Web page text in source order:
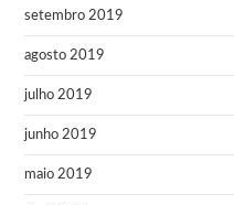
setembro 2019
agosto 2019
julho 2019
junho 2019
maio 2019